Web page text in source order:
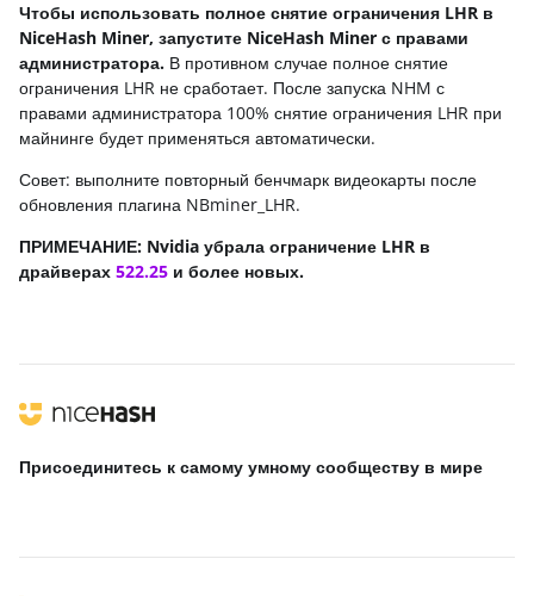
Чтобы использовать полное снятие ограничения LHR в
NiceHash Miner, запустите NiceHash Miner с правами
администратора. В противном случае полное снятие
ограничения LHR не сработает. После запуска NHM с
правами администратора 100% снятие ограничения LHR при
майнинге будет применяться автоматически.
Совет: выполните повторный бенчмарк видеокарты после
обновления плагина NBminer_LHR.
ПРИМЕЧАНИЕ: Nvidia убрала ограничение LHR в
драйверах 522.25 и более новых.
Присоединитесь к самому умному сообществу в мире